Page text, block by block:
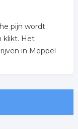
pijn wordt
klikt. Het
in Meppel